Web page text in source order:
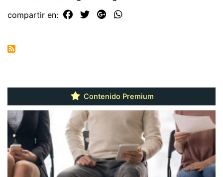
compartir en:
Contenido Premium